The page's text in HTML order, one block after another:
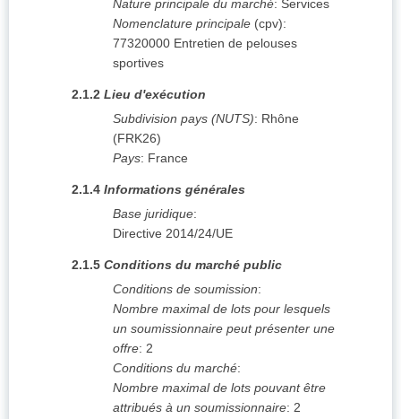
Nature principale du marché: Services
Nomenclature principale (cpv):
77320000 Entretien de pelouses
sportives
2.1.2 Lieu d'exécution
Subdivision pays (NUTS): Rhône
(FRK26)
Pays: France
2.1.4 Informations générales
Base juridique:
Directive 2014/24/UE
2.1.5 Conditions du marché public
Conditions de soumission:
Nombre maximal de lots pour lesquels
un soumissionnaire peut présenter une
offre: 2
Conditions du marché:
Nombre maximal de lots pouvant être
attribués à un soumissionnaire: 2